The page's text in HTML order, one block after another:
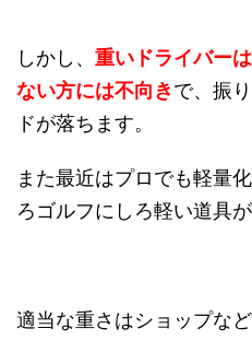
しかし、 重いドライバー
ない方には不向きで、振
ドが落ちます。
また最近はプロでも軽量
ろゴルフにしろ軽い道具が
適当な重さはショップな